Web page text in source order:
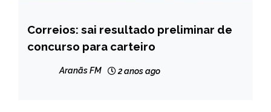
BRASIL
NOTÍCIAS
Correios: sai resultado preliminar de
concurso para carteiro
Aranãs FM 2 anos ago